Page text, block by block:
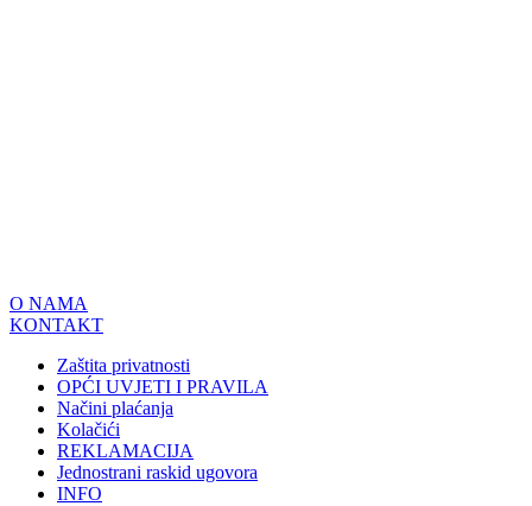
O NAMA
KONTAKT
Zaštita privatnosti
OPĆI UVJETI I PRAVILA
Načini plaćanja
Kolačići
REKLAMACIJA
Jednostrani raskid ugovora
INFO